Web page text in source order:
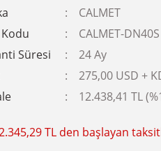
CALMET
CALMET-DN40S
Süresi
24 Ay
275,00 USD +
12.438,41 TL
TL den başlayan